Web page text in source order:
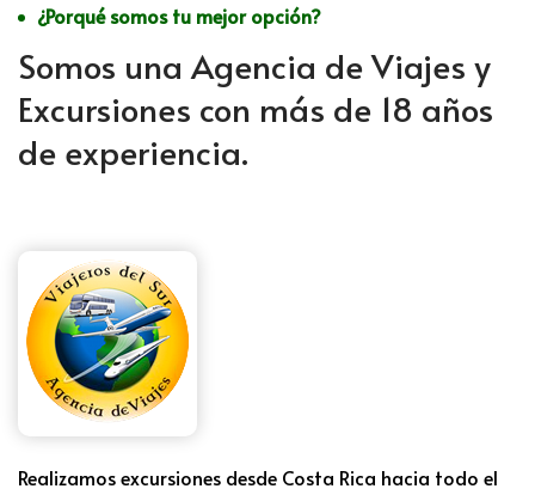
¿Porqué somos tu mejor opción?
Somos una Agencia de Viajes y
Excursiones con más de 18 años
de experiencia.
Realizamos excursiones desde Costa Rica hacia todo el